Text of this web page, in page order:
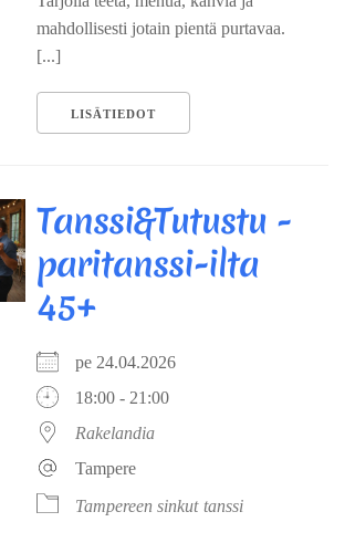
mahdollisesti jotain pientä purtavaa.
[...]
LISÄTIEDOT
Tanssi&Tutustu -
paritanssi-ilta
45+
pe 24.04.2026
18:00 - 21:00
Rakelandia
Tampere
Tampereen sinkut tanssi